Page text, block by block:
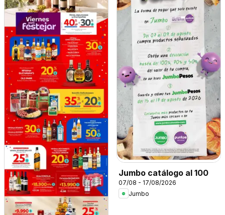
Jumbo catálogo al 100
07/08 - 17/08/2026
Jumbo